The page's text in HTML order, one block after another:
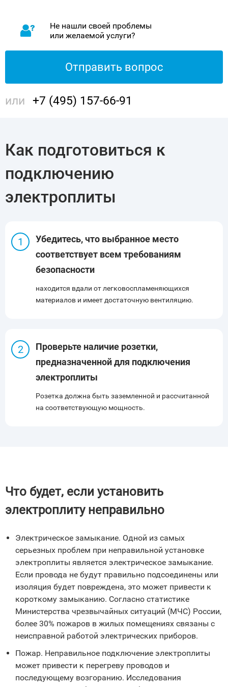
Не нашли своей проблемы
или желаемой услуги?
Отправить вопрос
или +7 (495) 157-66-91
Как подготовиться к
подключению
электроплиты
Убедитесь, что выбранное место
соответствует всем требованиям
безопасности
находится вдали от легковоспламеняющихся
материалов и имеет достаточную вентиляцию.
Проверьте наличие розетки,
предназначенной для подключения
электроплиты
Розетка должна быть заземленной и рассчитанной
на соответствующую мощность.
Что будет, если установить
электроплиту неправильно
Электрическое замыкание. Одной из самых
серьезных проблем при неправильной установке
электроплиты является электрическое замыкание.
Если провода не будут правильно подсоединены или
изоляция будет повреждена, это может привести к
короткому замыканию. Согласно статистике
Министерства чрезвычайных ситуаций (МЧС) России,
более 30% пожаров в жилых помещениях связаны с
неисправной работой электрических приборов.
Пожар. Неправильное подключение электроплиты
может привести к перегреву проводов и
последующему возгоранию. Исследования